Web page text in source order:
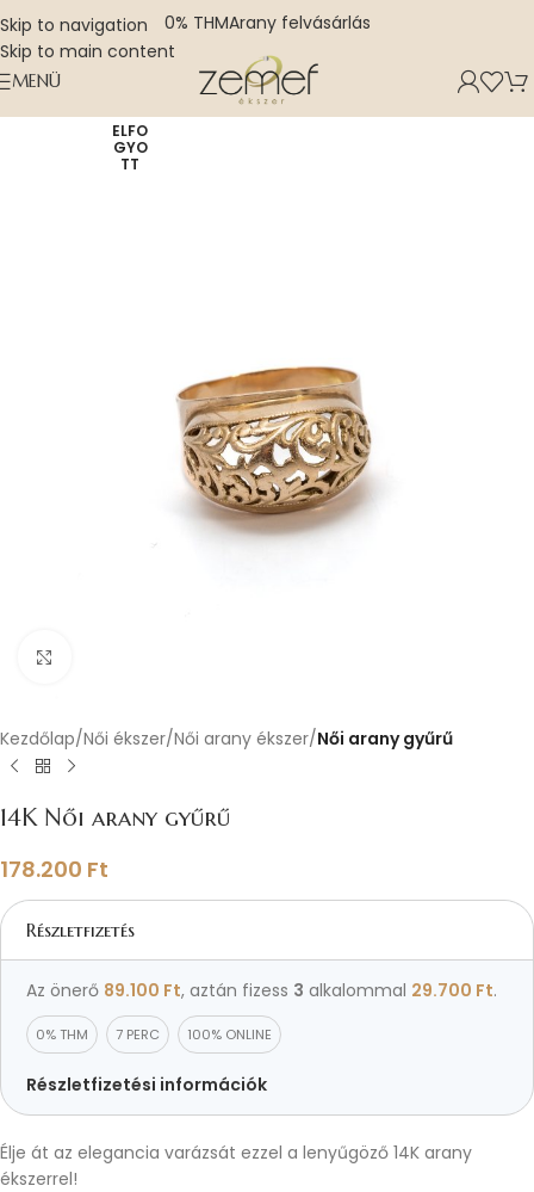
Skip to navigation
Skip to main content
0% THMArany felvásárlás
MENÜ
ELFO
GYO
TT
Kezdőlap Női ékszer Női arany ékszer Női arany gyűrű
14K Női arany gyűrű
178.200 Ft
Részletfizetés
Az önerő 89.100 Ft, aztán fizess 3 alkalommal 29.700 Ft.
0% THM 7 PERC 100% ONLINE
Részletfizetési információk
Élje át az elegancia varázsát ezzel a lenyűgöző 14K arany
ékszerrel!